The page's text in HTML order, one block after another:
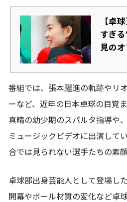
【卓
すぎ
見の
番組では、張本躍進の軌跡やリ
ーなど、近年の日本卓球の目覚
真晴の幼少期のスパルタ指導や
ミュージックビデオに出演して
合では見られない選手たちの素
卓球部出身芸能人として登場し
開幕やボール材質の変化など卓